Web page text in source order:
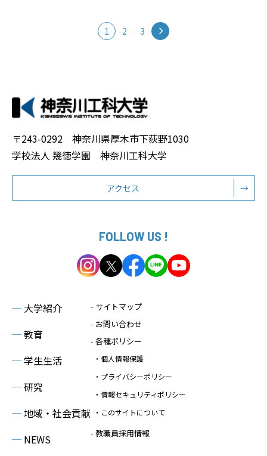
1 2 3
〒243-0292 神奈川県厚木市下荻野1030
学校法人 幾徳学園 神奈川工科大学
アクセス →
FOLLOW US !
─ 大学紹介
─教育
─学生生活
─研究
─地域・社会貢献
─ NEWS
- サイトマップ
- お問い合わせ
- 各種ポリシー
・個人情報保護
・プライバシーポリシー
・情報セキュリティポリシー
・このサイトについて
- 教職員採用情報